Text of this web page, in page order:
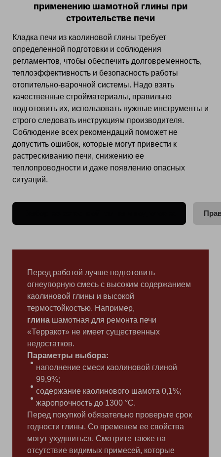
применению шамотной глины при
строительстве печи
Кладка печи из каолиновой глины требует
определенной подготовки и соблюдения
регламентов, чтобы обеспечить долговременность,
теплоэффективность и безопасность работы
отопительно-варочной системы. Надо взять
качественные стройматериалы, правильно
подготовить их, использовать нужные инструменты и
строго следовать инструкциям производителя.
Соблюдение всех рекомендаций поможет не
допустить ошибок, которые могут привести к
растрескиванию печи, снижению ее
теплопроводности и даже появлению опасных
ситуаций.
Перед работой лучше подготовить
огнеупорную смесь с высоким содержанием
каолиновой глины и высокой
термостойкостью. Например,
глина шамотная для ремонта печи
«Терракот» не имеет существенных
недостатков.
Параметры выбора:
наполнение смеси каолиновой глиной
99,9%;
содержание каолинового шамота 0,1%;
жаропрочность до 1300 °С.
Перед покупкой обязательно проверьте срок
годности глины. Со временем ее свойства
могут ухудшиться. Смотрите также на
отсутствие видимых примесей, которые